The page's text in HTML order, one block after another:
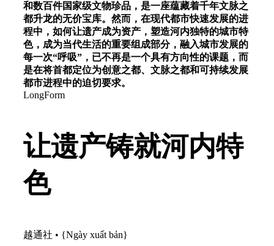
和数百件国家级文物珍品，是一座蕴藏着千年文脉之
都升龙的无价宝库。然而，在现代都市快速发展的进
程中，如何让遗产成为资产，塑造河内独特的城市特
色，成为当代生活的重要组成部分，融入城市发展的
每一次“呼吸”，已不再是一个具有方向性的课题，而
是在将首都定位为创意之都、文脉之都和可持续发展
都市进程中的迫切要求。
LongForm
让遗产铸就河内特
色
越通社 • {Ngày xuất bản}